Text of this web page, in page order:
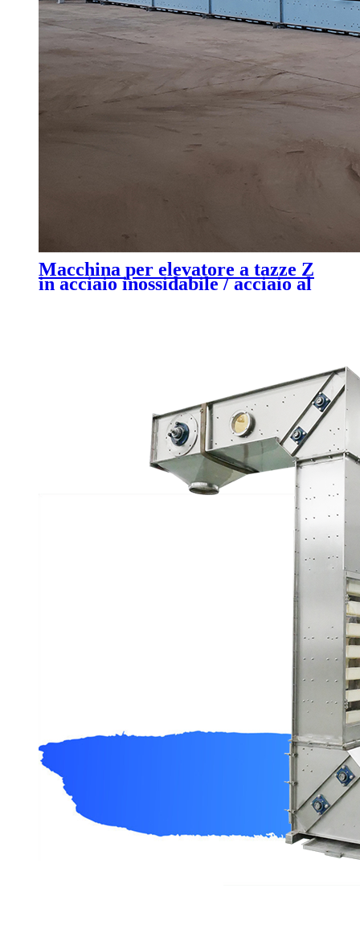
Macchina per elevatore a tazze Z
in acciaio inossidabile / acciaio al